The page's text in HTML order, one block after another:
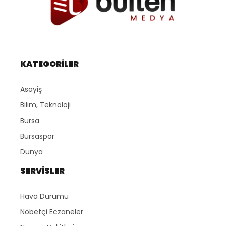
KATEGORİLER
Asayiş
Bilim, Teknoloji
Bursa
Bursaspor
Dünya
SERVİSLER
Hava Durumu
Nöbetçi Eczaneler